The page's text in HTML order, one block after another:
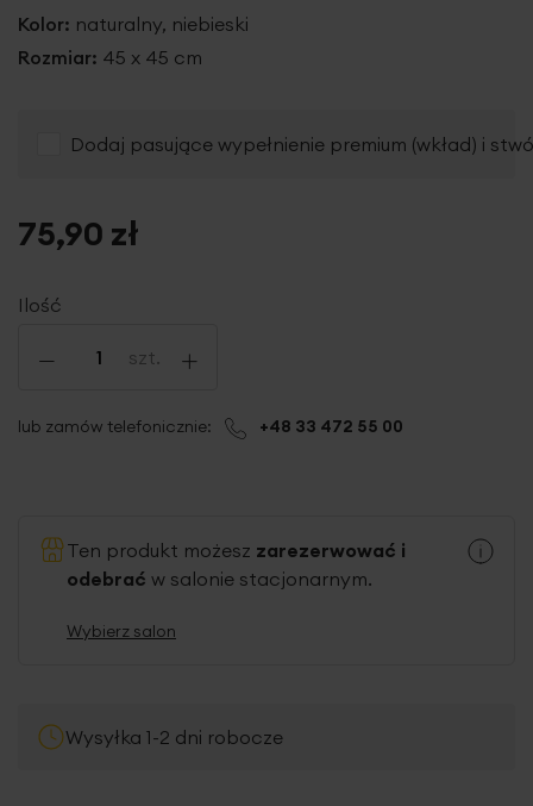
Kolor: naturalny, niebieski
Rozmiar: 45 x 45 cm
Dodaj pasujące wypełnienie premium (wkład) i
Ilość
- szt. +
75,90 zł
lub zamów telefonicznie: +48 33 472 55 00
Ten produkt możesz zarezerwować i
odebrać w salonie stacjonarnym.
Wybierz salon
Wysyłka 1-2 dni robocze